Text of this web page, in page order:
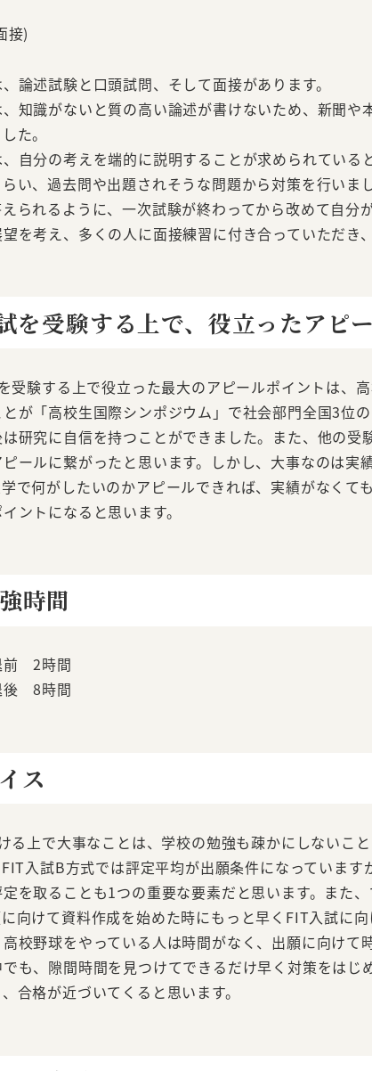
接)
論述試験と口頭試問、そして面接があります。
知識がないと質の高い論述が書けないため、新聞や
た。
自分の考えを端的に説明することが求められている
い、過去問や出題されそうな問題から対策を行いま
られるように、一次試験が終わってから改めて自分
を考え、多くの人に面接練習に付き合っていただき
を受験する上で、役立ったアピ
受験する上で役立った最大のアピールポイントは、
が「高校生国際シンポジウム」で社会部門全国3位
研究に自信を持つことができました。また、他の受
ールに繋がったと思います。しかし、大事なのは実
で何がしたいのかアピールできれば、実績がなくて
ントになると思います。
時間
前 2時間
後 8時間
ス
る上で大事なことは、学校の勉強も疎かにしないこ
入試B方式では評定平均が出願条件になっていま
を取ることも1つの重要な要素だと思います。また
向けて資料作成を始めた時にもっと早くFIT入試に
校野球をやっている人は時間がなく、出願に向けて
も、隙間時間を見つけてできるだけ早く対策をはじ
合格が近づいてくると思います。